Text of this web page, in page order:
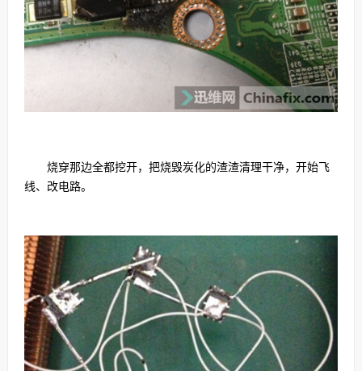
烧穿那边全都挖开，把烧毁炭化的渣渣清理干净，开始飞
线、改电路。